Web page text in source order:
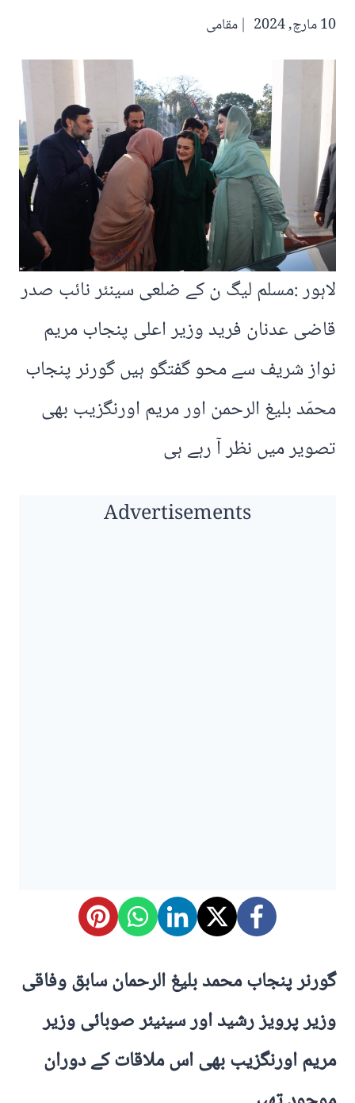
10 مارچ, 2024 مقامی
لاہور :مسلم لیگ ن کے ضلعی سینئر نائب صدر
قاضی عدنان فرید وزیر اعلی پنجاب مریم
نواز شریف سے محو گفتگو ہیں گورنر پنجاب
محمّد بلیغ الرحمن اور مریم اورنگزیب بھی
تصویر میں نظر آ رہے ہی
Advertisements
گورنر پنجاب محمد بلیغ الرحمان سابق وفاقی
وزیر پرویز رشید اور سینیئر صوبائی وزیر
مریم اورنگزیب بھی اس ملاقات کے دوران